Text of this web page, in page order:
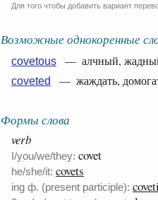
Для того чтобы добавить вариант
Возможные однокоренные
covetous — алчный,
coveted — жаждать,
Формы слова
verb
I/you/we/they: covet
he/she/it: covets
ing ф. (present participle):